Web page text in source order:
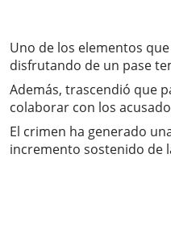
Uno de los elementos
disfrutando de un pase
Además, trascendió que
colaborar con los
El crimen ha generado
incremento sostenido de